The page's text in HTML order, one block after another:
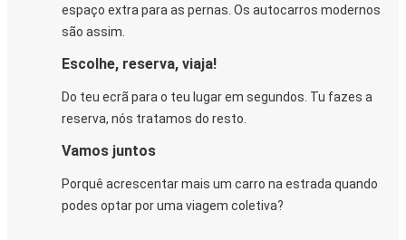
espaço extra para as pernas. Os autocarros modernos
são assim.
Escolhe, reserva, viaja!
Do teu ecrã para o teu lugar em segundos. Tu fazes a
reserva, nós tratamos do resto.
Vamos juntos
Porquê acrescentar mais um carro na estrada quando
podes optar por uma viagem coletiva?